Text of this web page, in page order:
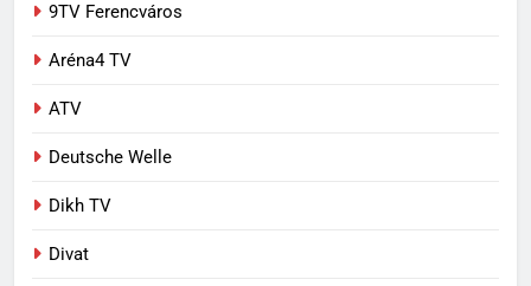
9TV Ferencváros
Aréna4 TV
ATV
Deutsche Welle
Dikh TV
Divat